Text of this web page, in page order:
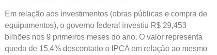
Em relação aos investimentos (obras públicas e compra de
equipamentos), o governo federal investiu R$ 29,453
bilhões nos 9 primeiros meses do ano. O valor representa
queda de 15,4% descontado o IPCA em relação ao mesmo